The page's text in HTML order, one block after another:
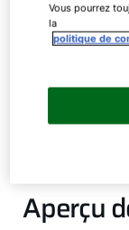
Ballon d’eau
émaillage
Aperçu
Vous pourrez
la
politique de